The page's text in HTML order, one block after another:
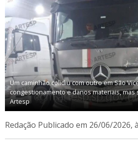
Um caminhão colidiu com outro em São
congestionamento e danos materiais, mas
Artesp
Redação Publicado em 26/06/2026,